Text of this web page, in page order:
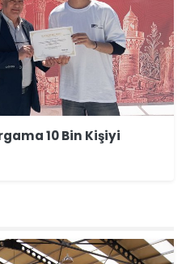
10 Bin Kişiyi